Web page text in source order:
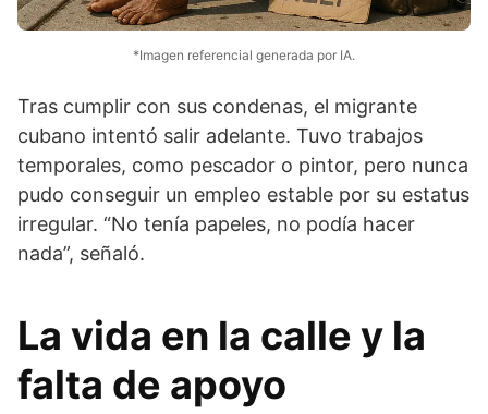
*Imagen referencial generada por IA.
Tras cumplir con sus condenas, el migrante
cubano intentó salir adelante. Tuvo trabajos
temporales, como pescador o pintor, pero nunca
pudo conseguir un empleo estable por su estatus
irregular. “No tenía papeles, no podía hacer
nada”, señaló.
La vida en la calle y la
falta de apoyo